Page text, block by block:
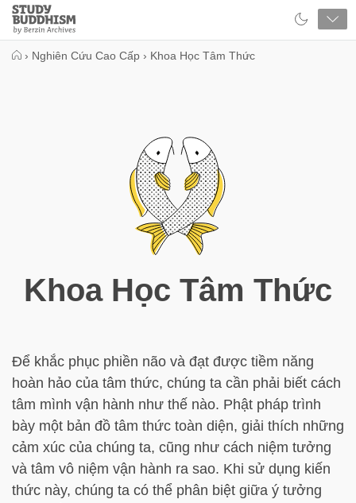
Close
Study
Buddhism
› Nghiên Cứu Cao Cấp › Khoa Học Tâm Thức
Khoa Học Tâm Thức
Để khắc phục phiền não và đạt được tiềm năng
hoàn hảo của tâm thức, chúng ta cần phải biết cách
tâm mình vận hành như thế nào. Phật pháp trình
bày một bản đồ tâm thức toàn diện, giải thích những
cảm xúc của chúng ta, cũng như cách niệm tưởng
và tâm vô niệm vận hành ra sao. Khi sử dụng kiến
thức này, chúng ta có thể phân biệt giữa ý tưởng